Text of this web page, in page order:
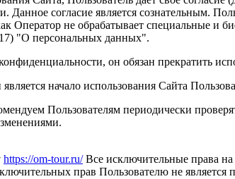
согласие является сознательным.
Оператор не обрабатывает специальные и
"О персональных данных".
он обязан прекратить
начало использования Сайта
Пользователям периодически
https://om-tour.ru/Все исключительные права
прав Пользователю не